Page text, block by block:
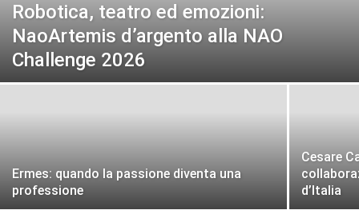
Robotica, teatro ed emozioni:
NaoArtemis d’argento alla NAO
Challenge 2026
Ermes: quando la passione diventa una
professione
Cesare
d’Italia